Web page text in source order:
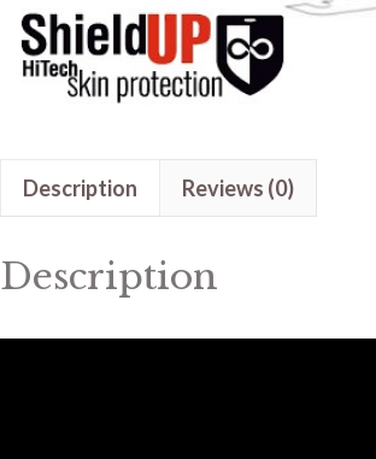
Description Reviews (0)
Description